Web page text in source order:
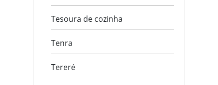
Tesoura de cozinha
Tenra
Tereré